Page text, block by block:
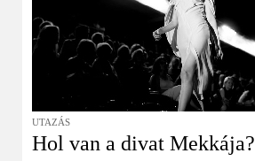
UTAZÁS
Hol van a divat Mekkája?